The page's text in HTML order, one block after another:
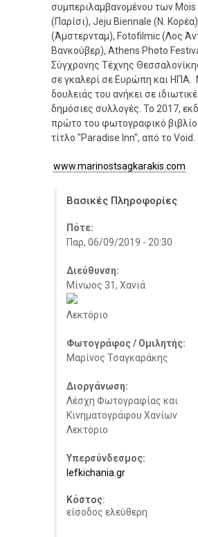
συμπεριλαμβανομένου των Mois
(Παρίσι), Jeju Biennale (Ν.
(Άμστερνταμ), Fotofilmic (Λος
Βανκούβερ), Athens Photo
Σύγχρονης Τέχνης
σε γκαλερί σε Ευρώπη και ΗΠΑ.
δουλειάς του ανήκει σε
δημόσιες συλλογές. Το 2017,
πρώτο του φωτογραφικό
τίτλο "Paradise Inn", από το Void.
www.marinostsagkarakis.com
Βασικές Πληροφορίες
Πότε:
Παρ, 06/09/2019 - 20:30
Διεύθυνση:
Μίνωος 31, Χανιά
Λεκτόριο
Φωτογράφος / Ομιλητής:
Μαρίνος Τσαγκαράκης
Διοργάνωση:
Λέσχη Φωτογραφίας και
Κινηματογράφου Χανίων
Λεκτόριο
Υπερσύνδεσμος:
lefkichania.gr
Κόστος:
είσοδος ελεύθερη